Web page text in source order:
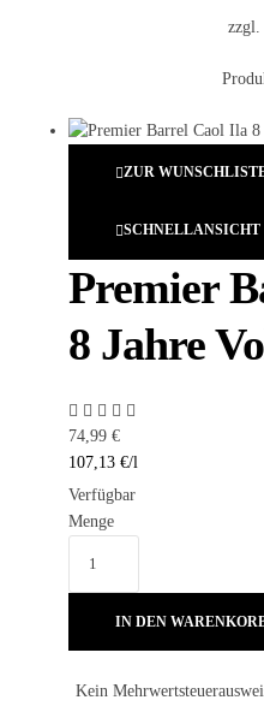
zzgl.
ZUR
SCHNELLANSICHT
Premier
8 Jahre
74,99 €
107,13 €/l
Verfügbar
Menge
IN DEN
Kein